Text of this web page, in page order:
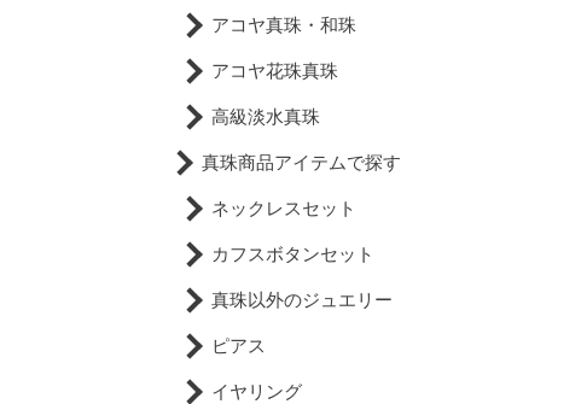
アコヤ真珠・和珠
アコヤ花珠真珠
高級淡水真珠
真珠商品アイテムで探す
ネックレスセット
カフスボタンセット
真珠以外のジュエリー
ピアス
イヤリング